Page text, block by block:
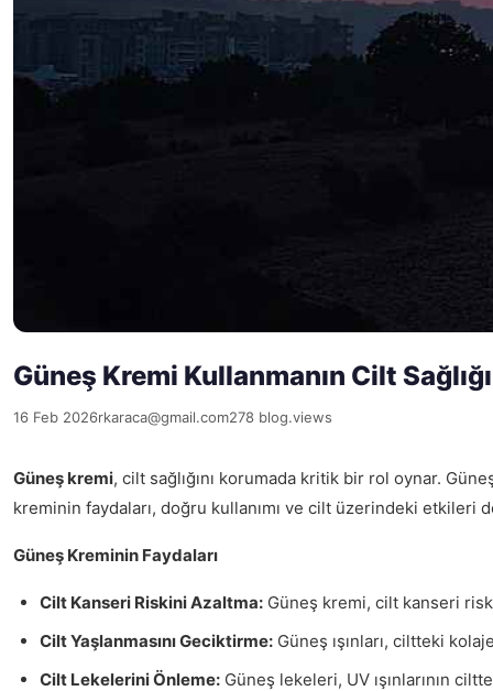
Güneş Kremi Kullanmanın Cilt
16 Feb 2026rkaraca@gmail.com278 blog.views
Güneş kremi, cilt sağlığını korumada kritik bir rol oynar.
kreminin faydaları, doğru kullanımı ve cilt üzerindeki etkileri
Güneş Kreminin Faydaları
Cilt Kanseri Riskini Azaltma: Güneş kremi, cilt kanseri
Cilt Yaşlanmasını Geciktirme: Güneş ışınları, ciltteki
Cilt Lekelerini Önleme: Güneş lekeleri, UV ışınlarının